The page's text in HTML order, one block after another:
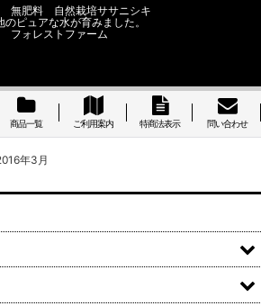
無肥料 自然栽培ササニシキ
のピュアな水が育みました。
フォレストファーム
商品一覧 ご利用案内 特商法表示 問い合わせ
年3月